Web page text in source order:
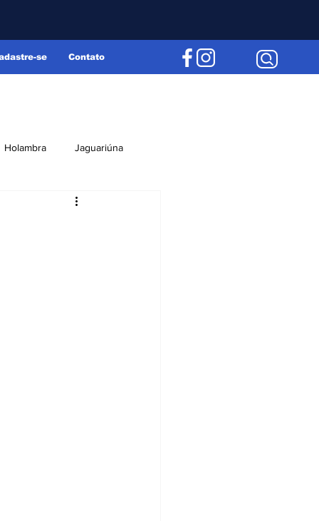
se Contato
Holambra Jaguariúna
Editorial